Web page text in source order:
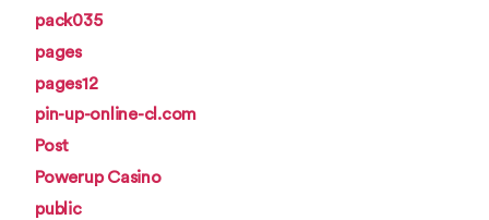
pack035
pages
pages12
pin-up-online-cl.com
Post
Powerup Casino
public